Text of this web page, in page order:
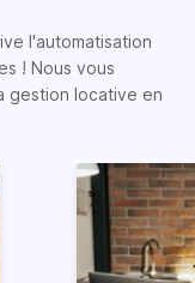
l'automatisation
! Nous vous
gestion locative en